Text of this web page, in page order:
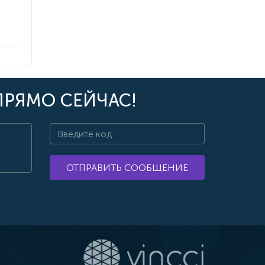
СЕЙЧАС!
ОТПРАВИТЬ СООБЩЕНИЕ